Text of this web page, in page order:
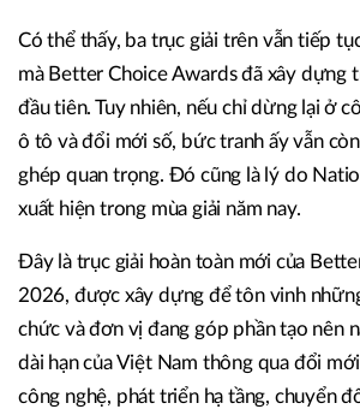
Có thể thấy, ba trục giải trên vẫn tiếp
mà Better Choice Awards đã xây dựng
đầu tiên. Tuy nhiên, nếu chỉ dừng lại ở
ô tô và đổi mới số, bức tranh ấy vẫn
ghép quan trọng. Đó cũng là lý do
xuất hiện trong mùa giải năm nay.
Đây là trục giải hoàn toàn mới của
2026, được xây dựng để tôn vinh
chức và đơn vị đang góp phần tạo nên
dài hạn của Việt Nam thông qua đổi
công nghệ, phát triển hạ tầng, chuyển